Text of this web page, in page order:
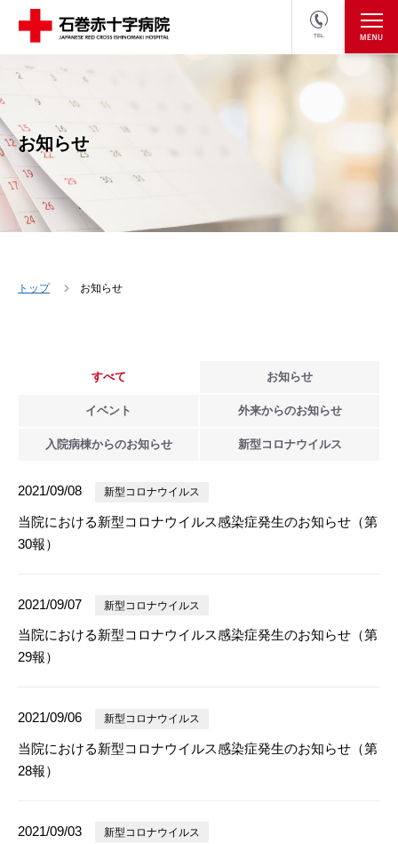
TEL
医療関係者の方
お知らせ
トップ お知らせ
すべて お知らせ
イベント 外来からのお知らせ
入院病棟からのお知らせ 新型 コロナウイルス
2021/09/08 新型コロナウイルス
当院における新型コロナウイルス感染症発生のお知らせ（第
30報）
2021/09/07 新型コロナウイルス
当院における新型コロナウイルス感染症発生のお知らせ（第
29報）
2021/09/06 新型コロナウイルス
当院における新型コロナウイルス感染症発生のお知らせ（第
28報）
2021/09/03 新型コロナウイルス